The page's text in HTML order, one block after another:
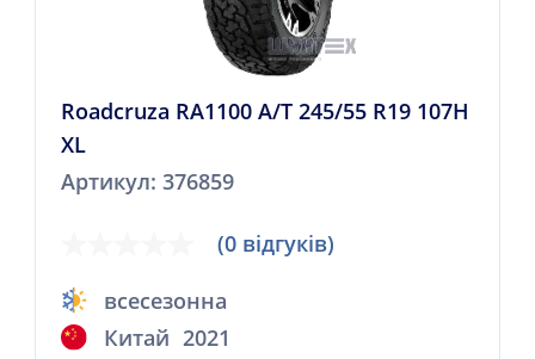
Roadcruza RA1100 A/T 245/55 R19 107H
XL
Артикул: 376859
(0 відгуків)
всесезонна
Китай 2021